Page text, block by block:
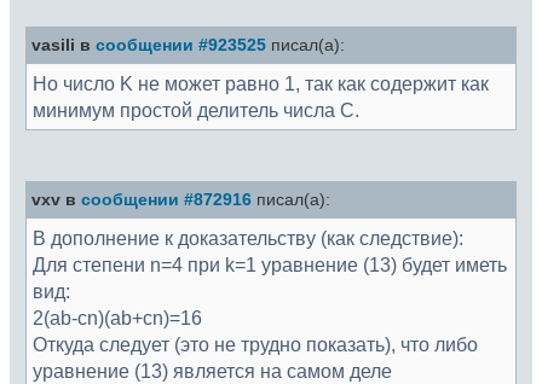
vasili в сообщении #923525 писал(а):
Но число K не может равно 1, так как содержит как
минимум простой делитель числа С.
vxv в сообщении #872916 писал(а):
В дополнение к доказательству (как следствие):
Для степени n=4 при k=1 уравнение (13) будет иметь
вид:
2(ab-cn)(ab+cn)=16
Откуда следует (это не трудно показать), что либо
уравнение (13) является на самом деле